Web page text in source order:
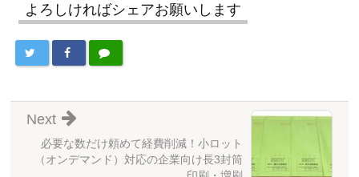
よろしければシェアお願いします
必要な数だけ頼めて経費削減！小ロット
（オンデマンド）対応の企業向け長3封筒
Next